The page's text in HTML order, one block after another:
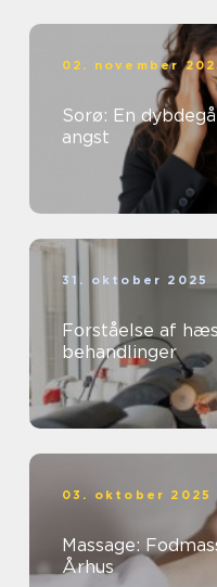
02. november
Sorø: En
angst
31. oktober 2025
Forståelse af
behandlinger
03. oktober 2025
Massage:
Århus